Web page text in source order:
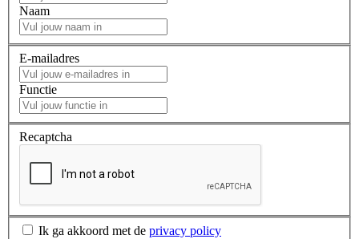
Naam
E-mailadres
Functie
Recaptcha
Ik ga akkoord met de privacy policy